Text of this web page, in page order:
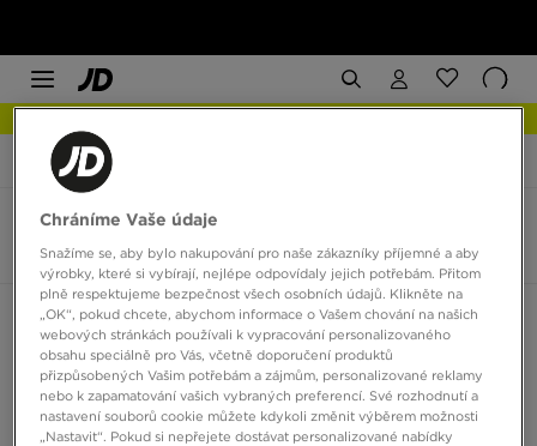
JD Sports adidas Superstar Winter Trek
adidas Superstar Winter Trek
2 produkty
Seřadit:Doporučené Filtrovat
Chráníme Vaše údaje
Snažíme se, aby bylo nakupování pro naše zákazníky příjemné a aby
výrobky, které si vybírají, nejlépe odpovídaly jejich potřebám. Přitom
plně respektujeme bezpečnost všech osobních údajů. Klikněte na
„OK“, pokud chcete, abychom informace o Vašem chování na našich
webových stránkách používali k vypracování personalizovaného
obsahu speciálně pro Vás, včetně doporučení produktů
přizpůsobených Vašim potřebám a zájmům, personalizované reklamy
nebo k zapamatování vašich vybraných preferencí. Své rozhodnutí a
nastavení souborů cookie můžete kdykoli změnit výběrem možnosti
„Nastavit“. Pokud si nepřejete dostávat personalizované nabídky